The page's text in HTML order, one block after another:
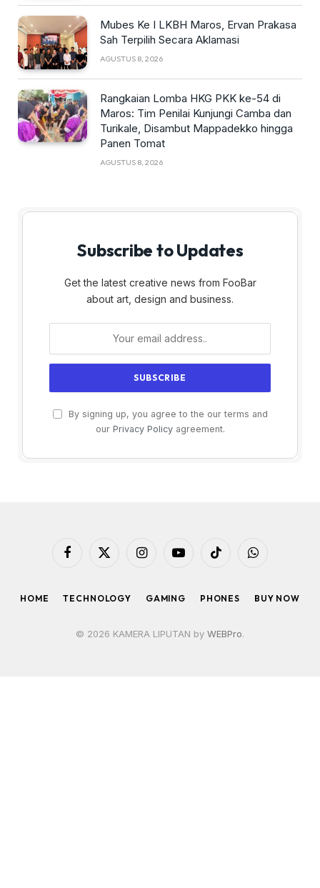
Mubes Ke I LKBH Maros, Ervan Prakasa
Sah Terpilih Secara Aklamasi
AGUSTUS 8, 2026
Rangkaian Lomba HKG PKK ke-54 di
Maros: Tim Penilai Kunjungi Camba dan
Turikale, Disambut Mappadekko hingga
Panen Tomat
AGUSTUS 8, 2026
Subscribe to Updates
Get the latest creative news from FooBar
about art, design and business.
By signing up, you agree to the our terms and
our Privacy Policyagreement.
Facebook
X
InstagramYouTubeTikTok WhatsApp
HOME TECHNOLOGY GAMING PHONES BUY NOW
© 2026 KAMERA LIPUTAN by WEBPro.